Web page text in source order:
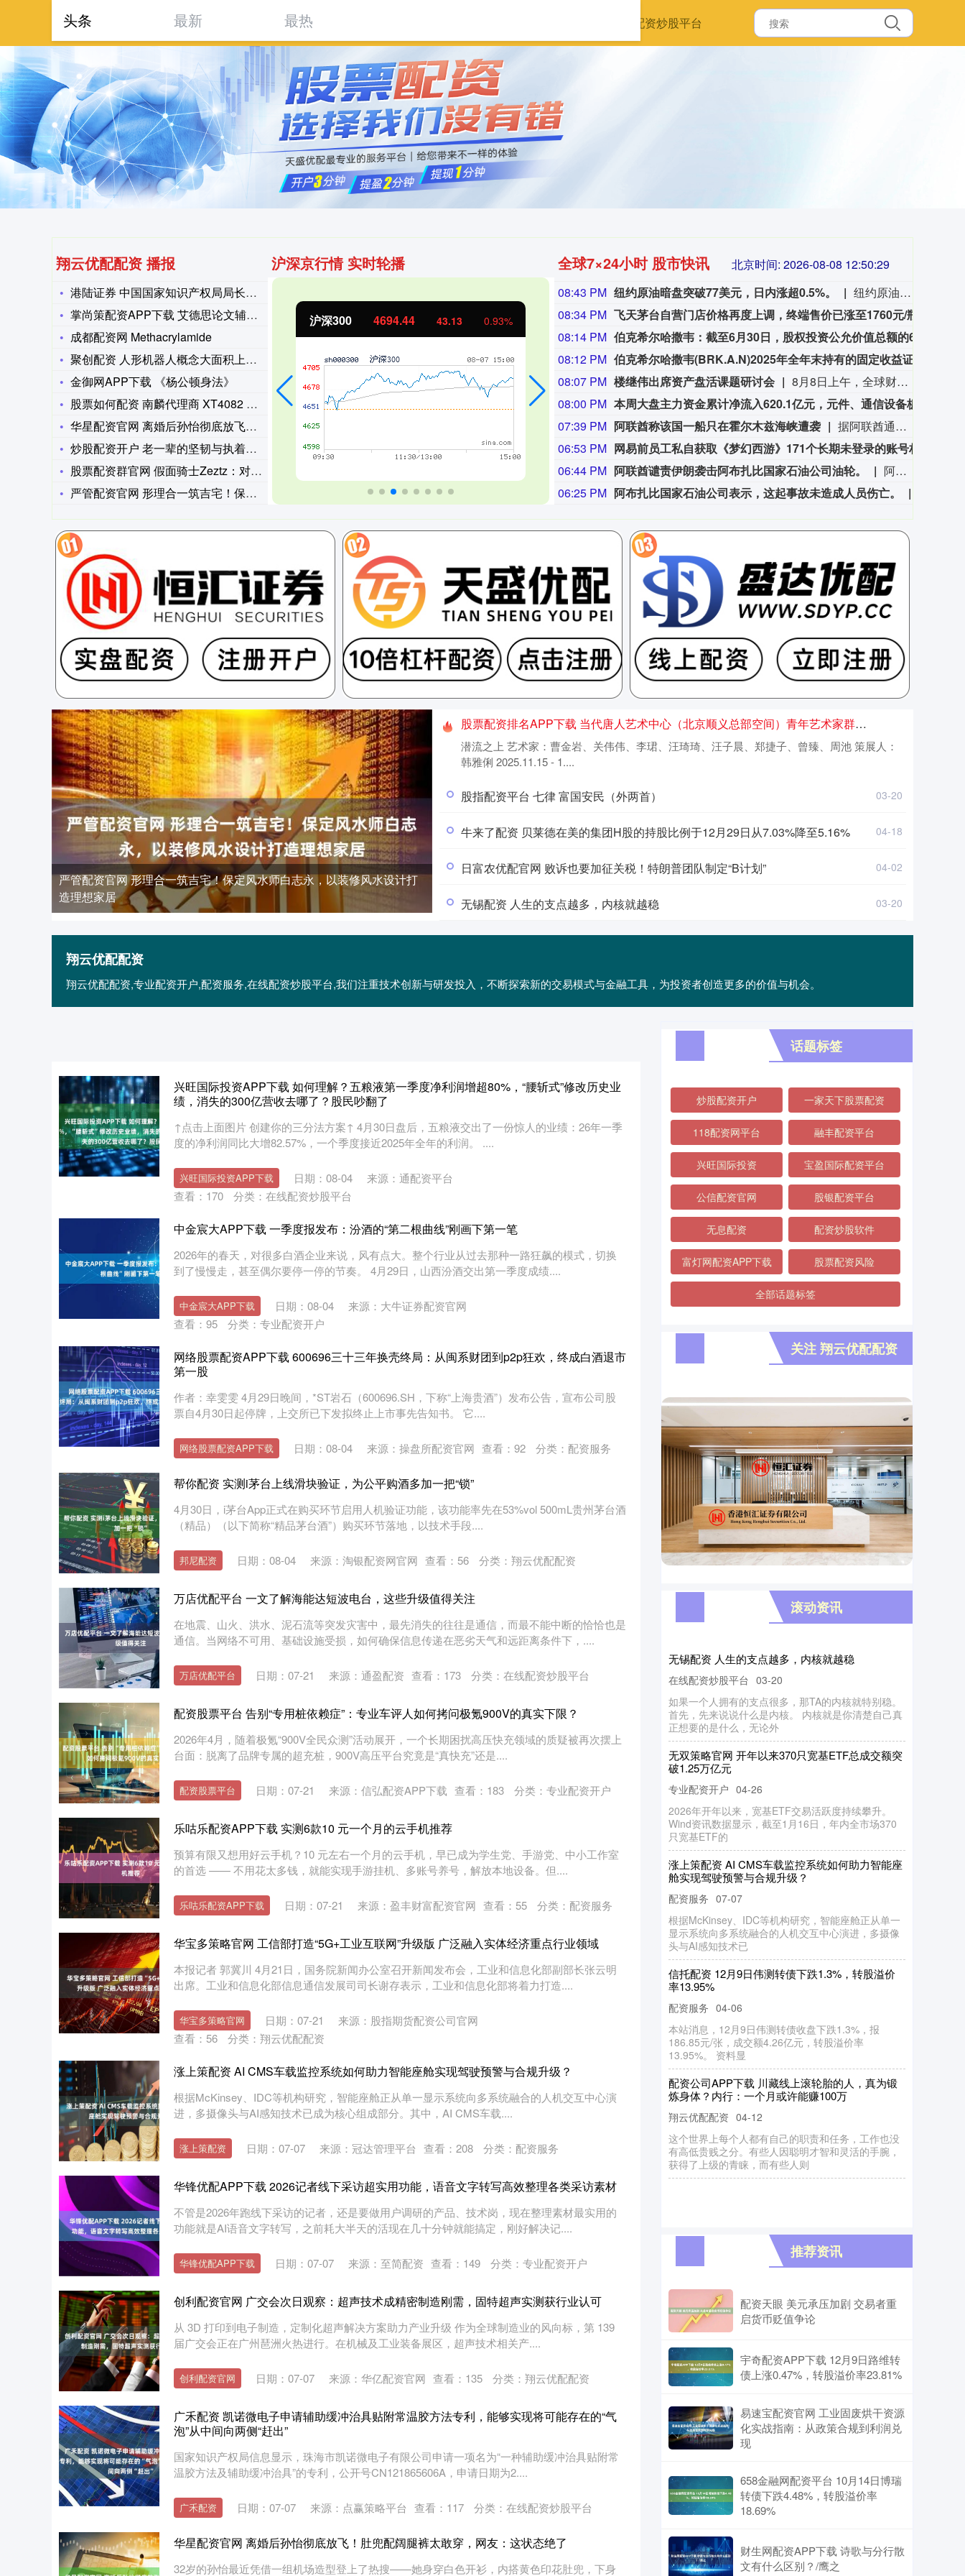
翔云优配配资 在线配资炒股平台
翔云优配配资 播报
港陆证券 中国国家知识产权局局长申长雨在京会见韩国知识产权部
掌尚策配资APP下载 艾德思论文辅导机构荣获高新技术企业权威
成都配资网 Methacrylamide
聚创配资 人形机器人概念大面积上涨 后市能否持续走强？丨市场
金御网APP下载 《杨公顿身法》
股票如何配资 南麟代理商 XT4082 是一款高精度、低功耗
华星配资官网 离婚后孙怡彻底放飞！肚兜配阔腿裤太敢穿，网友：
炒股配资开户 老一辈的坚韧与执着！湖南66岁老农坐火车卖菜十
股票配资群官网 假面骑士Zeztz：对比剧中的三大特殊战士，
严管配资官网 形理合一筑吉宅！保定风水师白志永，以装修风水设
沪深京行情 实时轮播
沪深300 4694.44 43.13 0.93% 北证50 1134.24 11.37 1.01% 创业板指 3563.12 47.56 1.35% 基金指数
全球7×24小时 股市快讯 北京时间: 2026-08-08 12:50:30
08:43 PM 纽约原油暗盘突破77美元，日内涨超0.5%。
纽约原油暗盘突破77美元，日内涨超0.5%。
08:34 PM
08:14 PM
08:12 PM
08:07 PM 楼继伟出席资产盘活课题研讨会
8月8日上午，全球财富管理论坛在京召开“地方国有存量资产盘活进展、难点与策略”课题研讨会，楼继伟出席会议并做总结发言。楼继伟在发言中表示，盘活国有资产既是近期的当务之急，也是一项长期性的战略任务。当前我国GDP平减指数阶段性承压走低，财政维持紧平衡格局的压力持续攀升；我国税收结构以间接税为主体，税收收入增速显著弱于名义GDP增速，财政内生增收动能受限。叠加土地财政收入大幅收缩，地方隐性债务化解、长期限国债常态化发行带来的利息支出刚性上涨，收支两端压力持续凸显。综合多重现实约束来看，国有存量资产盘活并非短期应急手段，而是一项需要常态化、长效化推进的重点工作。（全球财富管理论坛）
08:00 PM
07:39 PM 阿联酋称该国一船只在霍尔木兹海峡遭袭
据阿联酋通讯社8月8日报道，阿布扎比国家石油公司证实，该公司一艘船只当天凌晨在通过霍尔木兹海峡时遭导弹袭击。阿布扎比国家石油公司说，袭击未造成人员受伤，目前局面可控。该公司并未提供遭袭船只具体类型、导弹来源以及船只受损情况等更多细节。（新华社）
06:53 PM
06:44 PM 阿联酋谴责伊朗袭击阿布扎比国家石油公司油轮。
阿联酋谴责伊朗袭击阿布扎比国家石油公司油轮。
06:25 PM 阿布扎比国家石油公司表示，这起事故未造成人员伤亡。
严管配资官网 形理合一筑吉宅！保定风水师白志永，以装修风水设计打
造理想家居
股票配资排名APP下载 当代唐人艺术中心（北京顺义总部空间）青年艺术家群展“潜流之上”
潜流之上 艺术家：曹金岩、关伟伟、李珺、汪琦琦、汪子晨、郑捷子、曾臻、周池 策展人：
韩雅俐 2025.11.15 - 1....
股指配资平台 七律 富国安民（外两首） 03-20
牛来了配资 贝莱德在美的集团H股的持股比例于12月29日从7.03%降至5.16% 04-18
日富农优配官网 败诉也要加征关税！特朗普团队制定“B计划” 04-02
无锡配资 人生的支点越多，内核就越稳 03-20
翔云优配配资
翔云优配配资,专业配资开户,配资服务,在线配资炒股平台,我们注重技术创新与研发投入，不断探索新的交易模式与金融工具，为投资者创造更多的价值与机会。
头条 最新 最热
兴旺国际投资APP下载 如何理解？五粮液第一季度净利润增超80%，“腰斩式”修改历史业
绩，消失的300亿营收去哪了？股民吵翻了
↑点击上面图片 创建你的三分法方案↑ 4月30日盘后，五粮液交出了一份惊人的业绩：26年一季
度的净利润同比大增82.57%，一个季度接近2025年全年的利润。 ....
兴旺国际投资APP下载 日期：08-04
来源：通配资平台
查看： 170 分类： 在线配资炒股平台
中金宸大APP下载 一季度报发布：汾酒的“第二根曲线”刚画下第一笔
2026年的春天，对很多白酒企业来说，风有点大。整个行业从过去那种一路狂飙的模式，切换
到了慢慢走，甚至偶尔要停一停的节奏。 4月29日，山西汾酒交出第一季度成绩....
中金宸大APP下载 日期：08-04
来源：大牛证券配资官网
查看： 95 分类： 专业配资开户
网络股票配资APP下载 600696三十三年换壳终局：从闽系财团到p2p狂欢，终成白酒退市
第一股
作者：幸雯雯 4月29日晚间，*ST岩石（600696.SH，下称“上海贵酒”）发布公告，宣布公司股
票自4月30日起停牌，上交所已下发拟终止上市事先告知书。 它....
网络股票配资APP下载 日期：08-04 来源：操盘所配资官网 查看： 92 分类： 配资服务
帮你配资 实测i茅台上线滑块验证，为公平购酒多加一把“锁”
4月30日，i茅台App正式在购买环节启用人机验证功能，该功能率先在53%vol 500mL贵州茅台酒
（精品）（以下简称“精品茅台酒”）购买环节落地，以技术手段....
邦尼配资 日期：08-04 来源：淘银配资网官网 查看： 56 分类： 翔云优配配资
万店优配平台 一文了解海能达短波电台，这些升级值得关注
在地震、山火、洪水、泥石流等突发灾害中，最先消失的往往是通信，而最不能中断的恰恰也是
通信。当网络不可用、基础设施受损，如何确保信息传递在恶劣天气和远距离条件下，....
万店优配平台 日期：07-21 来源：通盈配资 查看： 173 分类： 在线配资炒股平台
配资股票平台 告别“专用桩依赖症”：专业车评人如何拷问极氪900V的真实下限？
2026年4月，随着极氪“900V全民众测”活动展开，一个长期困扰高压快充领域的质疑被再次摆上
台面：脱离了品牌专属的超充桩，900V高压平台究竟是“真快充”还是....
配资股票平台 日期：07-21 来源：信弘配资APP下载 查看： 183 分类： 专业配资开户
乐咕乐配资APP下载 实测6款10 元一个月的云手机推荐
预算有限又想用好云手机？10 元左右一个月的云手机，早已成为学生党、手游党、中小工作室
的首选 —— 不用花太多钱，就能实现手游挂机、多账号养号，解放本地设备。但....
乐咕乐配资APP下载 日期：07-21 来源：盈丰财富配资官网 查看： 55 分类： 配资服务
华宝多策略官网 工信部打造“5G+工业互联网”升级版 广泛融入实体经济重点行业领域
本报记者 郭冀川 4月21日，国务院新闻办公室召开新闻发布会，工业和信息化部副部长张云明
出席。工业和信息化部信息通信发展司司长谢存表示，工业和信息化部将着力打造....
华宝多策略官网 日期：07-21
来源：股指期货配资公司官网
查看： 56 分类： 翔云优配配资
涨上策配资 AI CMS车载监控系统如何助力智能座舱实现驾驶预警与合规升级？
根据McKinsey、IDC等机构研究，智能座舱正从单一显示系统向多系统融合的人机交互中心演
进，多摄像头与AI感知技术已成为核心组成部分。其中，AI CMS车载....
涨上策配资 日期：07-07 来源：冠达管理平台 查看： 208 分类： 配资服务
华锋优配APP下载 2026记者线下采访超实用功能，语音文字转写高效整理各类采访素材
不管是2026年跑线下采访的记者，还是要做用户调研的产品、技术岗，现在整理素材最实用的
功能就是AI语音文字转写，之前耗大半天的活现在几十分钟就能搞定，刚好解决记....
华锋优配APP下载 日期：07-07 来源：至简配资 查看： 149 分类： 专业配资开户
创利配资官网 广交会次日观察：超声技术成精密制造刚需，固特超声实测获行业认可
从 3D 打印到电子制造，定制化超声解决方案助力产业升级 作为全球制造业的风向标，第 139
届广交会正在广州琶洲火热进行。在机械及工业装备展区，超声技术相关产....
创利配资官网 日期：07-07 来源：华亿配资官网 查看： 135 分类： 翔云优配配资
广禾配资 凯诺微电子申请辅助缓冲治具贴附常温胶方法专利，能够实现将可能存在的“气
泡”从中间向两侧“赶出”
国家知识产权局信息显示，珠海市凯诺微电子有限公司申请一项名为“一种辅助缓冲治具贴附常
温胶方法及辅助缓冲治具”的专利，公开号CN121865606A，申请日期为2....
广禾配资 日期：07-07 来源：点赢策略平台 查看： 117 分类： 在线配资炒股平台
华星配资官网 离婚后孙怡彻底放飞！肚兜配阔腿裤太敢穿，网友：这状态绝了
32岁的孙怡最近凭借一组机场造型登上了热搜——她身穿白色开衫，内搭黄色印花肚兜，下身
话题标签
炒股配资开户 一家天下股票配资
118配资网平台 融丰配资平台
兴旺国际投资 宝盈国际配资平台
公信配资官网 股银配资平台
无息配资 配资炒股软件
富灯网配资APP下载 股票配资风险
全部话题标签
关注 翔云优配配资
滚动资讯
无锡配资 人生的支点越多，内核就越稳
在线配资炒股平台 03-20
如果一个人拥有的支点很多，那TA的内核就特别稳。
首先，先来说说什么是内核。 内核就是你清楚自己真
正想要的是什么，无论外
无双策略官网 开年以来370只宽基ETF总成交额突
破1.25万亿元
专业配资开户 04-26
2026年开年以来，宽基ETF交易活跃度持续攀升。
Wind资讯数据显示，截至1月16日，年内全市场370
只宽基ETF的
涨上策配资 AI CMS车载监控系统如何助力智能座
舱实现驾驶预警与合规升级？
配资服务 07-07
根据McKinsey、IDC等机构研究，智能座舱正从单一
显示系统向多系统融合的人机交互中心演进，多摄像
头与AI感知技术已
信托配资 12月9日伟测转债下跌1.3%，转股溢价
率13.95%
配资服务 04-06
本站消息，12月9日伟测转债收盘下跌1.3%，报
186.85元/张，成交额4.26亿元，转股溢价率
13.95%。 资料显
配资公司APP下载 川藏线上滚轮胎的人，真为锻
炼身体？内行：一个月或许能赚100万
翔云优配配资 04-12
这个世界上每个人都有自己的职责和任务，工作也没
有高低贵贱之分。有些人因聪明才智和灵活的手腕，
获得了上级的青睐，而有些人则
推荐资讯
配资天眼 美元承压加剧 交易者重
启货币贬值争论
宇奇配资APP下载 12月9日路维转
债上涨0.47%，转股溢价率23.81%
易速宝配资官网 工业固废烘干资源
化实战指南：从政策合规到利润兑
现
658金融网配资平台 10月14日博瑞
转债下跌4.48%，转股溢价率
18.69%
财生网配资APP下载 诗歌与分行散
文有什么区别？/鹰之